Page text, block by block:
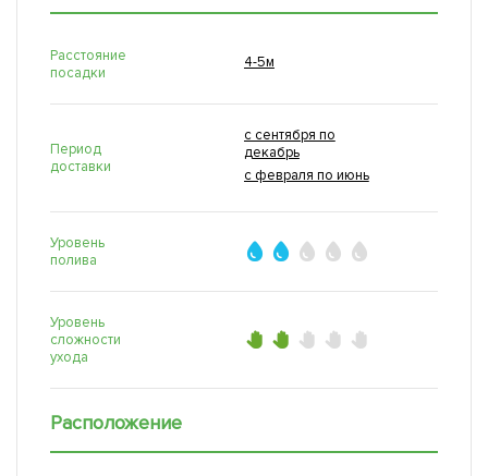
Расстояние
посадки
4-5м
Период
доставки
с сентября по
декабрь
с февраля по июнь
Уровень
полива
Уровень
сложности
ухода
Расположение